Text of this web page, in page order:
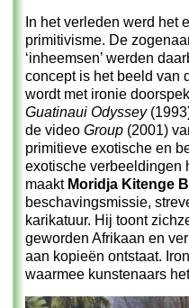
In het verleden werd het
primitivisme. De
‘inheemsen’ werden
concept is het beeld van
wordt met ironie
Guatinaui Odyssey
de video Group (2001)
primitieve exotische en
exotische verbeeldingen
maakt Moridja Kitenge
beschavingsmissie,
karikatuur. Hij toont
geworden Afrikaan en
aan kopieën ontstaat.
waarmee kunstenaars